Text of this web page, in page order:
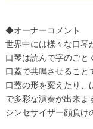
◆オーナーコメント
世界中には様々な口琴
口琴は読んで字のごと
口蓋で共鳴させること
口蓋の形を変えたり、
で多彩な演奏が出来ま
シンセサイザー顔負け